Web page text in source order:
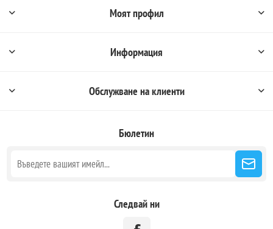
Моят профил
Информация
Обслужване на клиенти
Бюлетин
Следвай ни